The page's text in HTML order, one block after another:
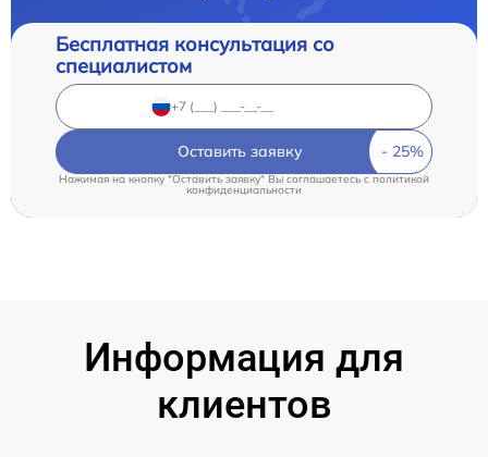
Бесплатная консультация со
специалистом
Оставить заявку
Нажимая на кнопку "Оставить заявку" Вы соглашаетесь cполитикой
конфиденциальности
Информация для
клиентов